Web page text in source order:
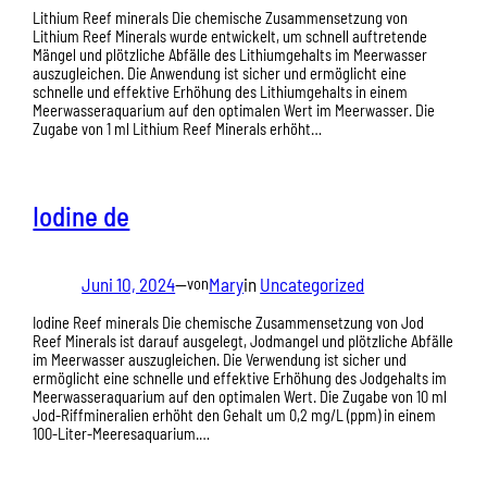
Lithium Reef minerals Die chemische Zusammensetzung von
Lithium Reef Minerals wurde entwickelt, um schnell auftretende
Mängel und plötzliche Abfälle des Lithiumgehalts im Meerwasser
auszugleichen. Die Anwendung ist sicher und ermöglicht eine
schnelle und effektive Erhöhung des Lithiumgehalts in einem
Meerwasseraquarium auf den optimalen Wert im Meerwasser. Die
Zugabe von 1 ml Lithium Reef Minerals erhöht…
Iodine de
Juni 10, 2024—vonMaryin Uncategorized
Iodine Reef minerals Die chemische Zusammensetzung von Jod
Reef Minerals ist darauf ausgelegt, Jodmangel und plötzliche Abfälle
im Meerwasser auszugleichen. Die Verwendung ist sicher und
ermöglicht eine schnelle und effektive Erhöhung des Jodgehalts im
Meerwasseraquarium auf den optimalen Wert. Die Zugabe von 10 ml
Jod-Riffmineralien erhöht den Gehalt um 0,2 mg/L (ppm) in einem
100-Liter-Meeresaquarium.…